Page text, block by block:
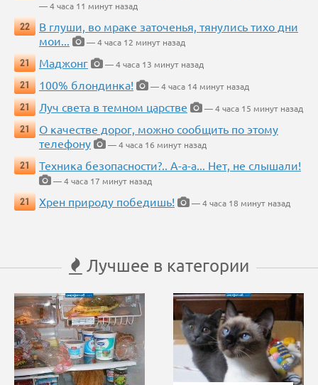
— 4 часа 11 минут назад
22
В глуши, во мраке заточенья, тянулись тихо дни
мои...
— 4 часа 12 минут назад
21
Маджонг
— 4 часа 13 минут назад
21
100% блондинка!
— 4 часа 14 минут назад
21
Луч света в темном царстве
— 4 часа 15 минут назад
21
О качестве дорог, можно сообщить по этому
телефону
— 4 часа 16 минут назад
21
Техника безопасности?.. А-а-а... Нет, не слышали!
— 4 часа 17 минут назад
21
Хрен природу победишь! — 4 часа 18 минут назад
Лучшее в категории